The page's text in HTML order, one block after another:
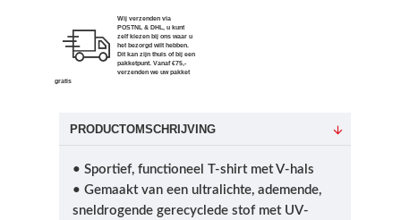
Wij verzenden via
POSTNL & DHL, u kunt
zelf kiezen bij ons waar u
het bezorgd wilt hebben.
Dit kan zijn thuis of bij een
pakketpunt. Vanaf €75,-
verzenden we uw pakket
gratis
PRODUCTOMSCHRIJVING
• Sportief, functioneel T-shirt met V-hals
• Gemaakt van een ultralichte, ademende,
sneldrogende gerecyclede stof met UV-